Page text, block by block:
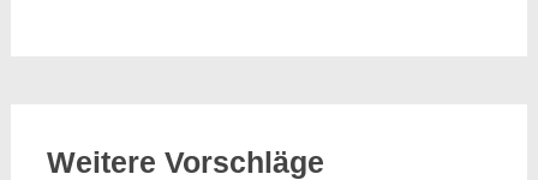
Weitere Vorschläge